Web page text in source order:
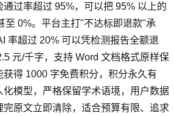
过率超过 95%，可以把 95% 以上的
至 0%。平台主打"不达标即退款"承
率超过 20% 可以凭检测报告全额退
元/千字，支持 Word 文档格式原样保
得 1000 字免费积分，积分永久有
模型，严格保留学术语境，用户数据
原文立即清除，适合预算有限、追求